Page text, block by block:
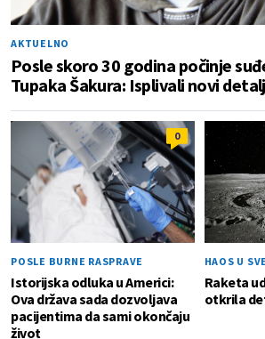
AKTUELNO
Posle skoro 30 godina počinje
Tupaka Šakura: Isplivali novi
0
POSLE BURNE RASPRAVE
Istorijska odluka u Americi:
Ova država sada dozvoljava
pacijentima da sami okončaju
život
HAOS U
Raketa
otkrila